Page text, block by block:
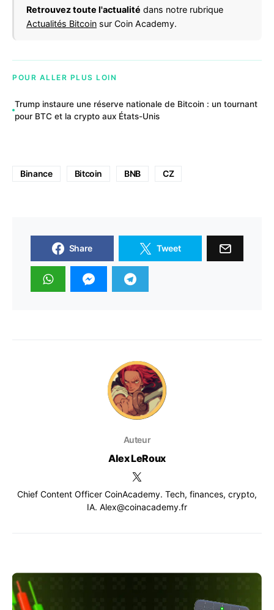
Retrouvez toute l'actualité dans notre rubrique
Actualités Bitcoin sur Coin Academy.
POUR ALLER PLUS LOIN
Trump instaure une réserve nationale de Bitcoin : un tournant
pour BTC et la crypto aux États-Unis
Binance Bitcoin BNB CZ
Share Tweet
Auteur
Alex LeRoux
Chief Content Officer CoinAcademy. Tech, finances, crypto,
IA. Alex@coinacademy.fr